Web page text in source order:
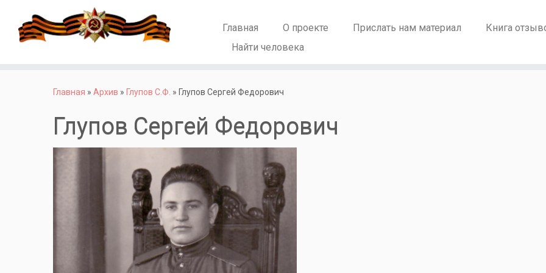
Главная О проекте Прислать нам материал
Книга
Найти человека
Главная » Архив » Глупов С.Ф. » Глупов Сергей Федорович
Глупов Сергей Федорович